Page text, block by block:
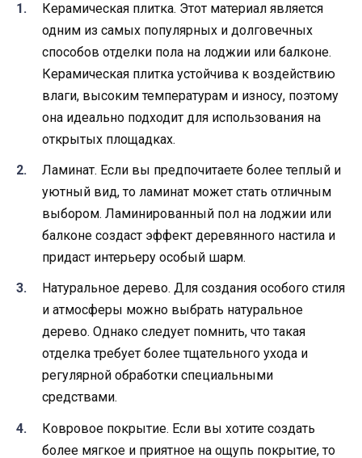
Керамическая плитка. Этот материал является
одним из самых популярных и долговечных
способов отделки пола на лоджии или балконе.
Керамическая плитка устойчива к воздействию
влаги, высоким температурам и износу, поэтому
она идеально подходит для использования на
открытых площадках.
Ламинат. Если вы предпочитаете более теплый и
уютный вид, то ламинат может стать отличным
выбором. Ламинированный пол на лоджии или
балконе создаст эффект деревянного настила и
придаст интерьеру особый шарм.
Натуральное дерево. Для создания особого стиля
и атмосферы можно выбрать натуральное
дерево. Однако следует помнить, что такая
отделка требует более тщательного ухода и
регулярной обработки специальными
средствами.
Ковровое покрытие. Если вы хотите создать
более мягкое и приятное на ощупь покрытие, то